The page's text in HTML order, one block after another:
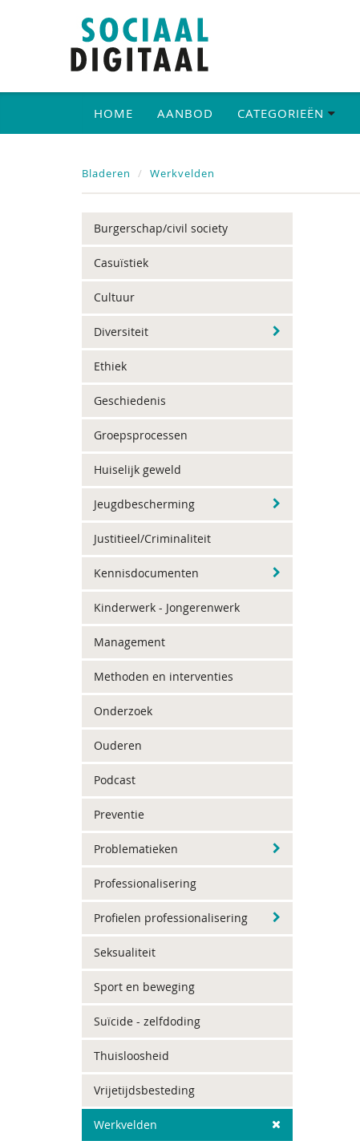
HOME AANBOD CATEGORIEËN
Bladeren Werkvelden
Burgerschap/civil society
Casuïstiek
Cultuur
Diversiteit
Ethiek
Geschiedenis
Groepsprocessen
Huiselijk geweld
Jeugdbescherming
Justitieel/Criminaliteit
Kennisdocumenten
Kinderwerk - Jongerenwerk
Management
Methoden en interventies
Onderzoek
Ouderen
Podcast
Preventie
Problematieken
Professionalisering
Profielen professionalisering
Seksualiteit
Sport en beweging
Suïcide - zelfdoding
Thuisloosheid
Vrijetijdsbesteding
Werkvelden